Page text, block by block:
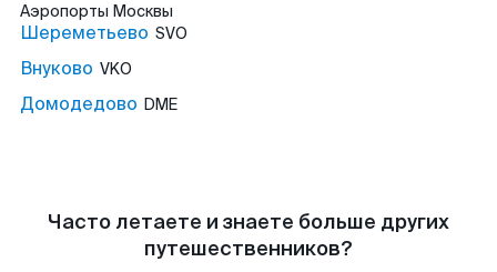
Аэропорты Москвы
Шереметьево SVO
Внуково VKO
Домодедово DME
Часто летаете и знаете больше других
путешественников?